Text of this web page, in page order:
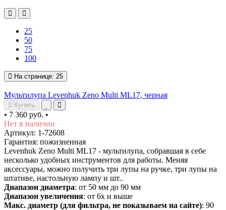
25
50
75
100
На странице: 25
Мультилупа Levenhuk Zeno Multi ML17, черная
Купить
• 7 360 руб. •
Нет в наличии
Артикул: 1-72608
Гарантия: пожизненная
Levenhuk Zeno Multi ML17 - мультилупа, собравшая в себе
несколько удобных инструментов для работы. Меняя
аксессуары, можно получить три лупы на ручке, три лупы на
штативе, настольную лампу и шт..
Диапазон диаметра: от 50 мм до 90 мм
Диапазон увеличения: от 6х и выше
Макс. диаметр (для фильтра, не показываем на сайте): 90